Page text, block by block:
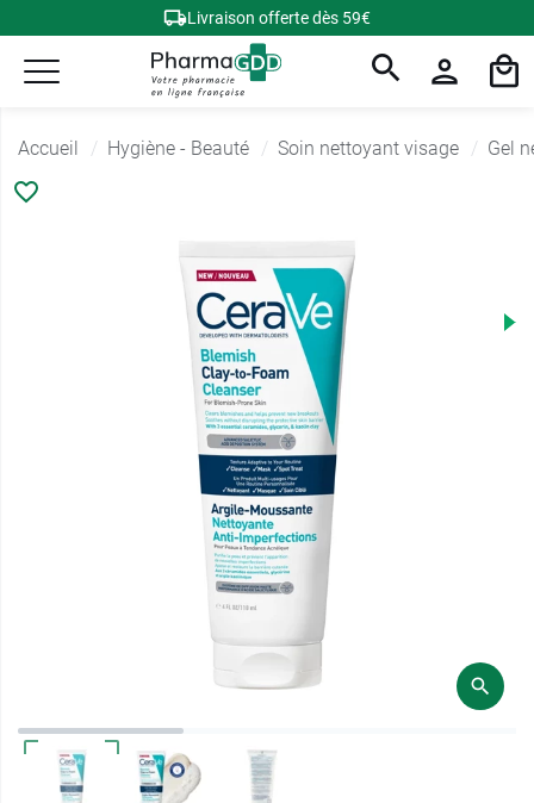
Livraison offerte dès 59€
Accueil Hygiène - Beauté Soin nettoyant visage Gel